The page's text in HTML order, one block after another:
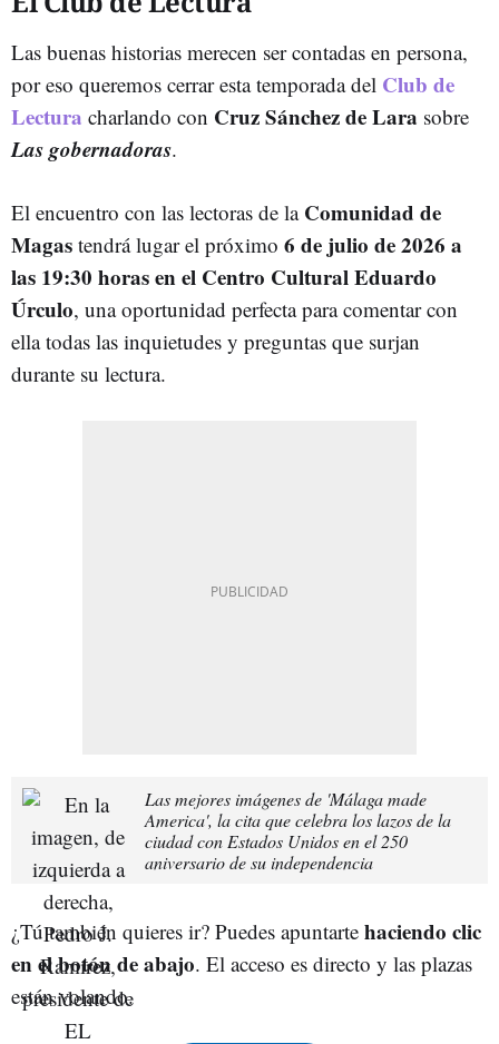
Las buenas historias merecen ser contadas en persona,
por eso queremos cerrar esta temporada del Club de
Lectura charlando con Cruz Sánchez de Lara sobre
Las gobernadoras.
El encuentro con las lectoras de la Comunidad de
Magas tendrá lugar el próximo 6 de julio de 2026 a
las 19:30 horas en el Centro Cultural Eduardo
Úrculo, una oportunidad perfecta para comentar con
ella todas las inquietudes y preguntas que surjan
durante su lectura.
Las mejores imágenes de 'Málaga made
America', la cita que celebra los lazos de la
ciudad con Estados Unidos en el 250
aniversario de su independencia
¿Tú también quieres ir? Puedes apuntarte haciendo clic
en el botón de abajo. El acceso es directo y las plazas
están volando.